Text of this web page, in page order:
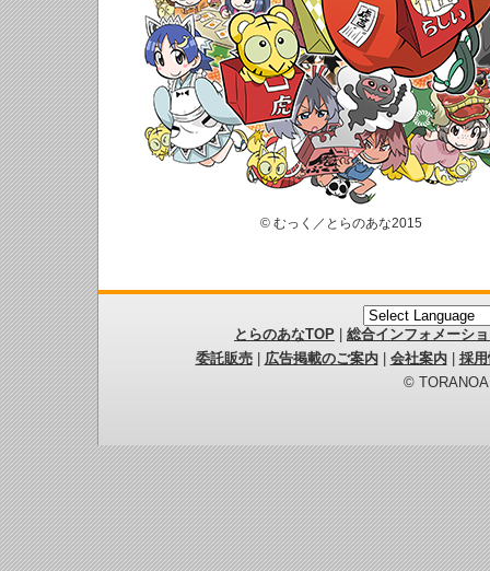
© むっく／とらのあな2015
とらのあなTOP
総合インフォメーシ
委託販売| 広告掲載のご案内| 会社案内| 採
©